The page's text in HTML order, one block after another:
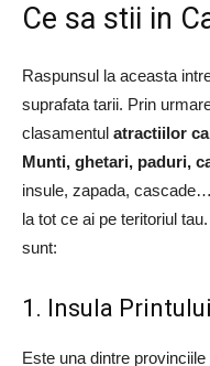
Ce sa stii in
Raspunsul la aceasta
suprafata tarii. Prin
clasamentul atractiilor
Munti, ghetari, paduri,
insule, zapada,
la tot ce ai pe teritoriul
sunt:
1. Insula
Este una dintre